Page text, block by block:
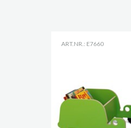
ART.NR.: E7660